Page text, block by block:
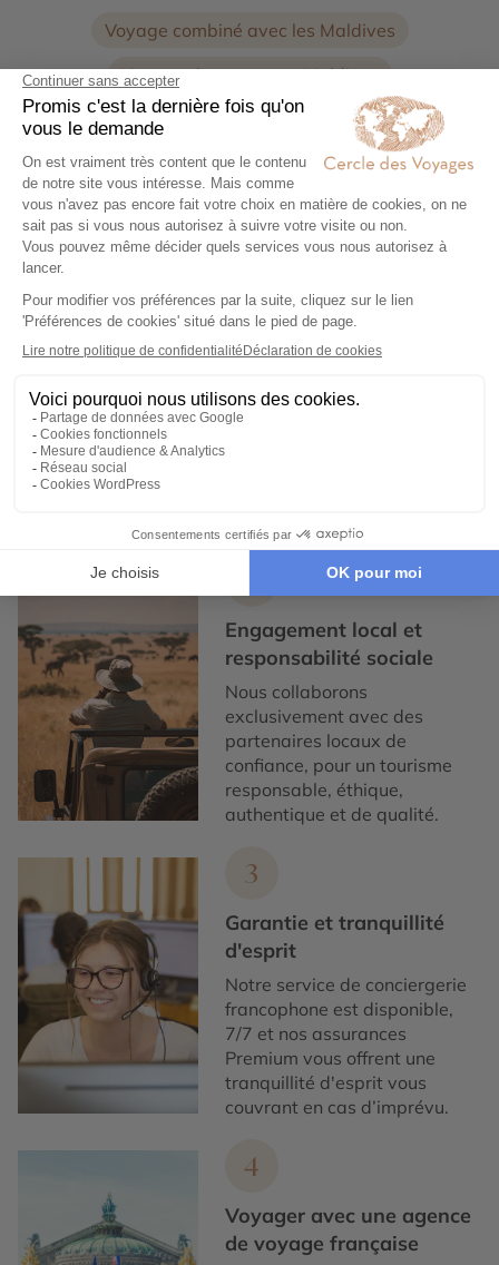
Voyage combiné avec les Maldives
Voyage de noces aux Maldives
Expertise et co-construction
1
Expertise et co-
Chez Cercle des Voyages,
Engagement local et
responsabilité sociale
Nous collaborons
exclusivement avec des
partenaires locaux de
confiance, pour un tourisme
responsable, éthique,
authentique et de qualité.
3
Garantie et tranquillité
d'esprit
Notre service de conciergerie
francophone est disponible,
7/7 et nos assurances
Premium vous offrent une
tranquillité d'esprit vous
couvrant en cas d’imprévu.
4
Voyager avec une agence
de voyage française